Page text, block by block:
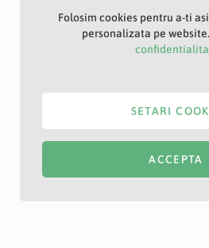
Folosim cookies pentru a-ti
personalizata pe
ACCEPTA
SETARI